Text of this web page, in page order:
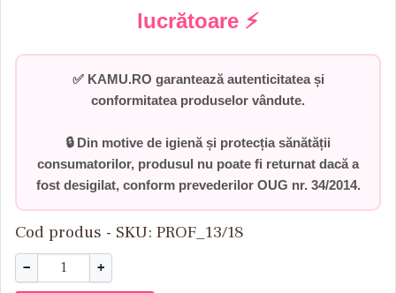
lucrătoare ⚡
✅ KAMU.RO garantează autenticitatea și
conformitatea produselor vândute.
🔒 Din motive de igienă și protecția sănătății
consumatorilor, produsul nu poate fi returnat dacă a
fost desigilat, conform prevederilor OUG nr. 34/2014.
Cod produs - SKU PROF_13/18
− +